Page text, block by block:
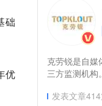
础
优
克劳锐是自媒
三方监测机构。
发表文章414